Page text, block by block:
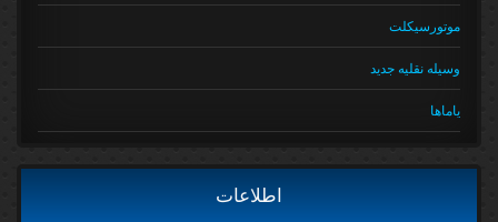
موتورسیکلت
وسیله نقلیه جدید
یاماها
اطلاعات